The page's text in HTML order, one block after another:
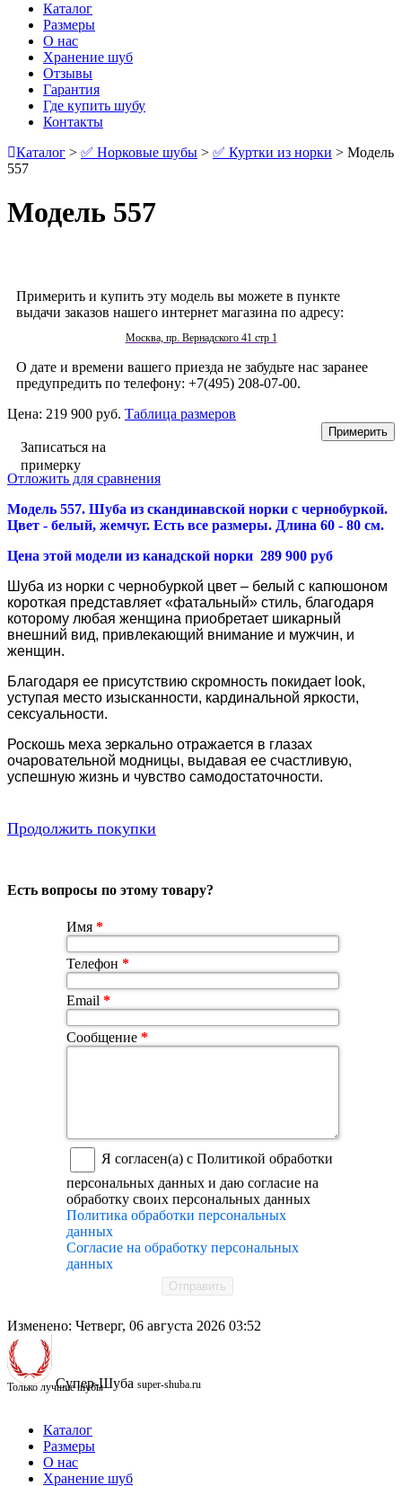
Каталог
Размеры
О нас
Хранение шуб
Отзывы
Гарантия
Где купить шубу
Контакты
Каталог > ✅ Норковые шубы > ✅ Куртки из норки > Модель
557
Модель 557
Примерить и купить эту модель вы можете в пункте
выдачи заказов нашего интернет магазина по адресу:
Москва, пр. Вернадского 41 стр 1
О дате и времени вашего приезда не забудьте нас заранее
предупредить по телефону: +7(495) 208-07-00.
Цена: 219 900 руб. Таблица размеров
Записаться на
примерку
Отложить для сравнения
Модель 557. Шуба из скандинавской норки с чернобуркой.
Цвет - белый, жемчуг. Есть все размеры. Длина 60 - 80 см.
Цена этой модели из канадской норки 289 900 руб
Шуба из норки с чернобуркой цвет – белый с капюшоном
короткая представляет «фатальный» стиль, благодаря
которому любая женщина приобретает шикарный
внешний вид, привлекающий внимание и мужчин, и
женщин.
Благодаря ее присутствию скромность покидает look,
уступая место изысканности, кардинальной яркости,
сексуальности.
Роскошь меха зеркально отражается в глазах
очаровательной модницы, выдавая ее счастливую,
успешную жизнь и чувство самодостаточности.
Продолжить покупки
Есть вопросы по этому товару?
Имя *
Телефон *
Email *
Сообщение *
Я согласен(а) с Политикой обработки
персональных данных и даю согласие на
обработку своих персональных данных
Политика обработки персональных
данных
Согласие на обработку персональных
данных
Отправить
Изменено: Четверг, 06 августа 2026 03:52
Супер-Шуба super-shuba.ru
Только лучшие шубы
Каталог
Размеры
О нас
Хранение шуб